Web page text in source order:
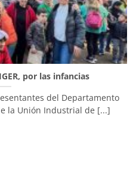
por las infancias
del Departamento
la Unión Industrial de [...]